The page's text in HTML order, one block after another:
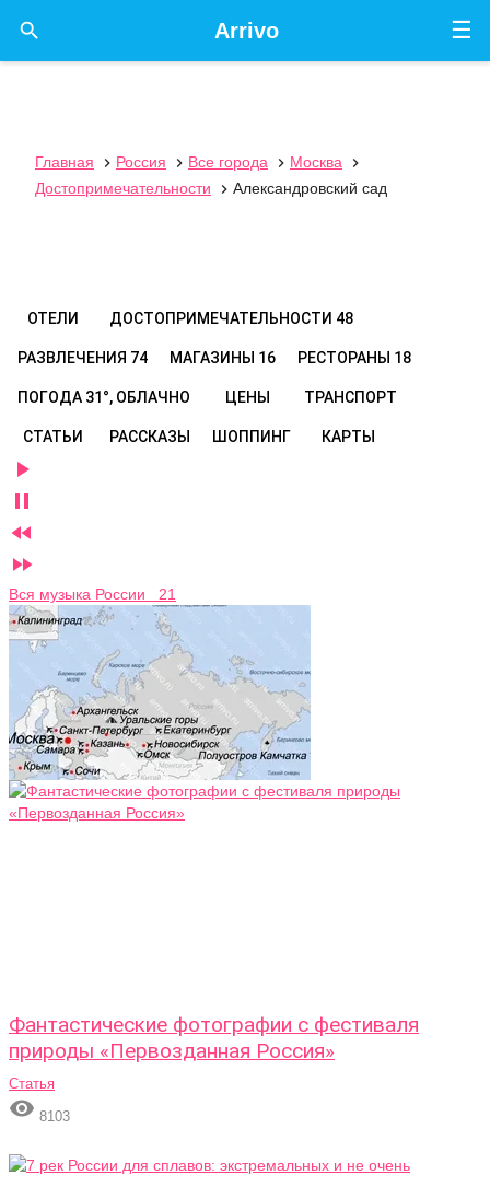
☰
Arrivo

Главная  Россия  Все города  Москва

Достопримечательности
 Александровский сад
ОТЕЛИ ДОСТОПРИМЕЧАТЕЛЬНОСТИ 48
РАЗВЛЕЧЕНИЯ 74 МАГАЗИНЫ 16 РЕСТОРАНЫ 18
ПОГОДА 31°, ОБЛАЧНО ЦЕНЫ ТРАНСПОРТ
СТАТЬИ РАССКАЗЫ ШОППИНГ КАРТЫ




Вся музыка России 21
Фантастические фотографии с фестиваля
природы «Первозданная Россия»
Статья
 8103